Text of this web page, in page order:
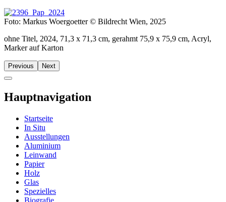
Foto: Markus Woergoetter © Bildrecht Wien, 2025
ohne Titel, 2024, 71,3 x 71,3 cm, gerahmt 75,9 x 75,9 cm, Acryl,
Marker auf Karton
Previous Next
Hauptnavigation
Startseite
In Situ
Ausstellungen
Aluminium
Leinwand
Papier
Holz
Glas
Spezielles
Biografie